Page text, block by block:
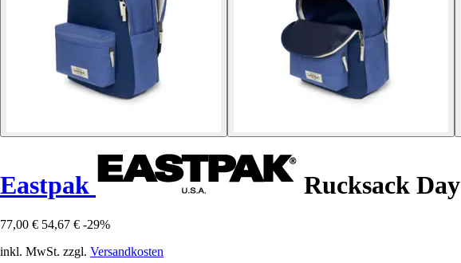
Eastpak Rucksack
77,00 € 54,67 € -29%
inkl. MwSt. zzgl. Versandkosten